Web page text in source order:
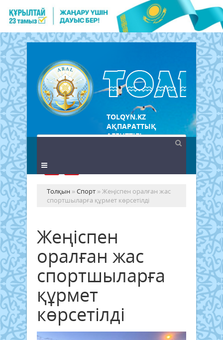
TOLQYN.KZ
АҚПАРАТТЫҚ
АГЕНТТІГІ
Толқын »Спорт » Жеңіспен оралған жас
спортшыларға құрмет көрсетілді
Жеңіспен
оралған жас
спортшыларға
құрмет
көрсетілді